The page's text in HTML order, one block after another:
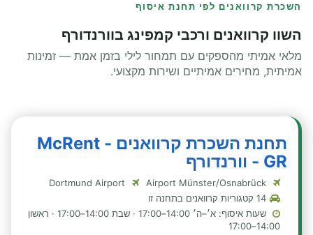
השכרת קרוואנים לפי תחנת איסוף
השוו קרוואנים ורכבי קמפינג בוורנדורף
מלאי אמיתי מהספקים עם תמחור לילי בזמן אמת — זמינות
אמיתית, מחירים אמיתיים ושירות מקצועי.
תחנת השכרת קרוואנים - McRent
GR - וורנדורף
שעות איסוף: א׳–ה׳ 14:00–17:00 · שבת 14:00–17:00 · ראשון
14:00–17:00